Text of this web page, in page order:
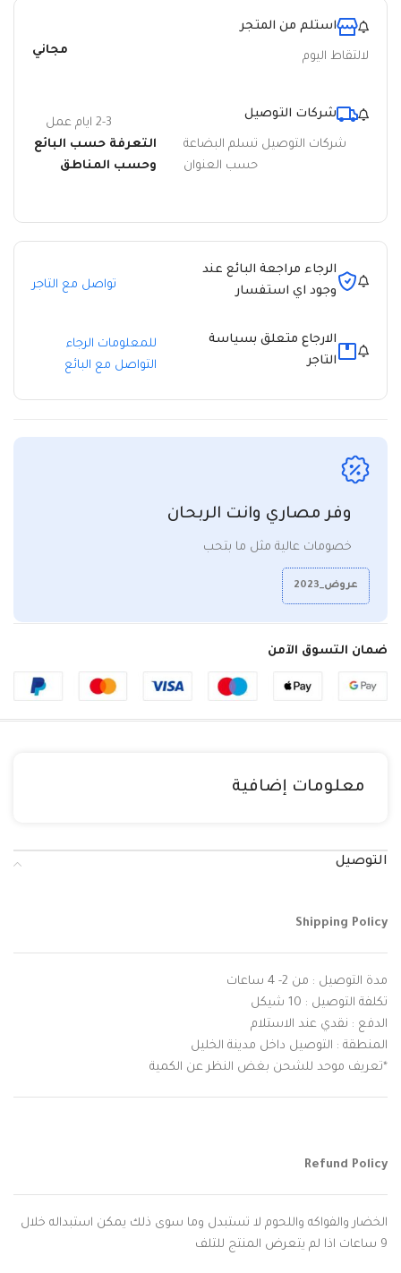
استلم من المتجر
لالتقاط اليوم مجاني
شركات التوصيل
شركات التوصيل تسلم البضاعة
حسب العنوان
2-3 ايام عمل
التعرفة حسب البائع
وحسب المناطق
الرجاء مراجعة البائع عند
وجود اي استفسار
تواصل مع التاجر
الارجاع متعلق بسياسة
التاجر
للمعلومات الرجاء
التواصل مع البائع
وفر مصاري وانت الربحان
خصومات عالية مثل ما بتحب
عروض_2023
ضمان التسوق الآمن
معلومات إضافية
التوصيل
Shipping Policy
مدة التوصيل : من 2- 4 ساعات
تكلفة التوصيل : 10 شيكل
الدفع : نقدي عند الاستلام
المنطقة : التوصيل داخل مدينة الخليل
*تعريف موحد للشحن بغض النظر عن الكمية
Refund Policy
الخضار والفواكه واللحوم لا تستبدل وما سوى ذلك يمكن استبداله خلال
9 ساعات اذا لم يتعرض المنتج للتلف